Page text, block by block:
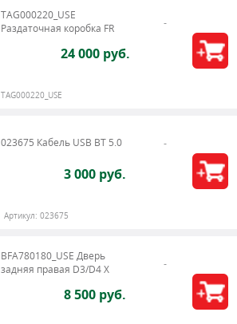
TAG000220_USE
Раздаточная коробка FR
24 000 руб.
TAG000220_USE
023675 Кабель USB BT 5.0
3 000 руб.
Артикул: 023675
BFA780180_USE Дверь
задняя правая D3/D4 X
8 500 руб.